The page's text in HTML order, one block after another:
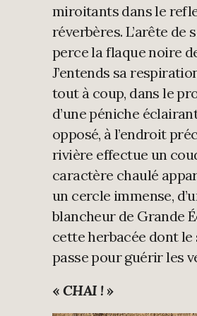
miroitants dans le
réverbères. L’arête de
perce la flaque noire
J’entends sa
tout à coup, dans le
d’une péniche
opposé, à l’endroit
rivière effectue un
caractère chaulé
un cercle immense,
blancheur de Grande
cette herbacée dont
passe pour guérir les
« CHAI ! »